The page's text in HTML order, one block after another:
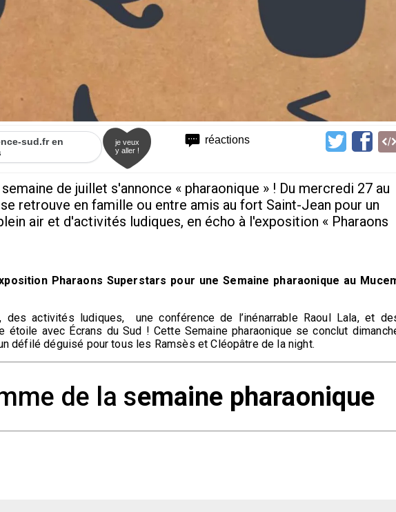
réactions
sud.fr en
je veux
y aller !
de juillet s'annonce « pharaonique » ! Du mercredi 27 au
retrouve en famille ou entre amis au fort Saint-Jean pour un
air et d'activités ludiques, en écho à l'exposition « Pharaons
Pharaons Superstars pour une Semaine pharaonique au
des activités ludiques, une conférence de l’inénarrable Raoul Lala, et
étoile avec Écrans du Sud ! Cette Semaine pharaonique se conclut
défilé déguisé pour tous les Ramsès et Cléopâtre de la night.
de la semaine pharaonique